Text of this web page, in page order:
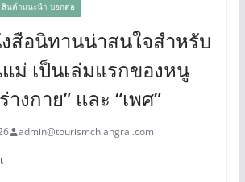
สินค้าแนะนำ บอกต่อ
สือนิทานน่าสนใจสำหรับ
เป็นเล่มแรกของหนู
งกาย” และ “เพศ”
admin@tourismchiangrai.com